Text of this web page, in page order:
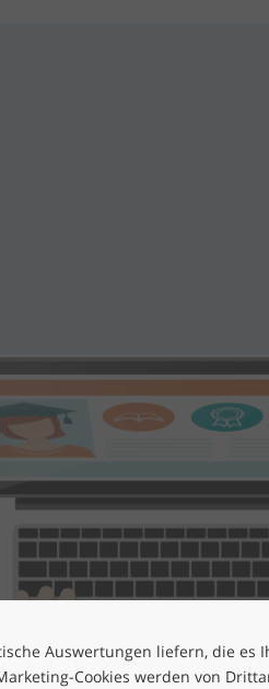
Auswertungen liefern, die es
Cookies werden von